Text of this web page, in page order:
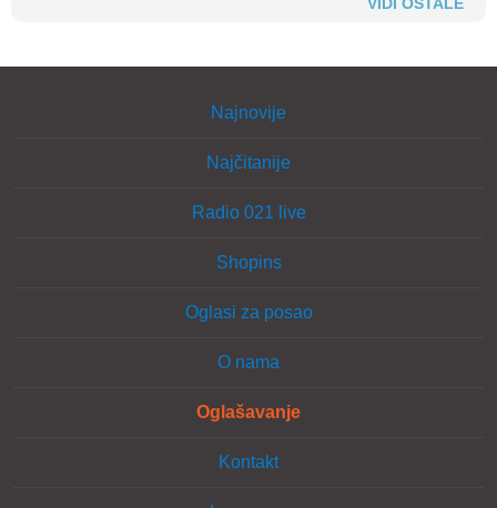
Najnovije
Najčitanije
Radio 021 live
Shopins
Oglasi za posao
O nama
Oglašavanje
Kontakt